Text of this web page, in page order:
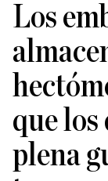
Los
que los
plena